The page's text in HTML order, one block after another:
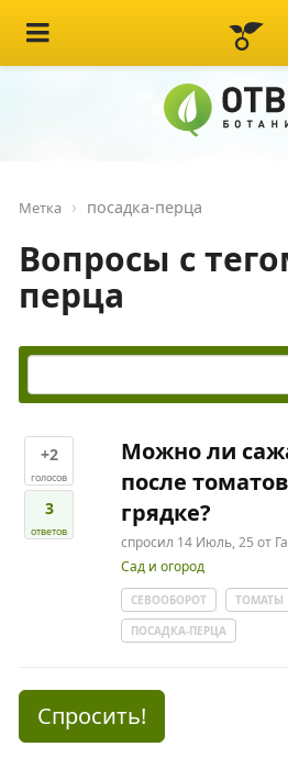
Метка посадка-перца
Вопросы с
перца
+2
голосов
3
ответов
Можно ли
после
грядке?
спросил 14 Июль, 25 от
Сад и огород
СЕВООБОРОТ ТОМАТЫ
ПОСАДКА-ПЕРЦА
Спросить!